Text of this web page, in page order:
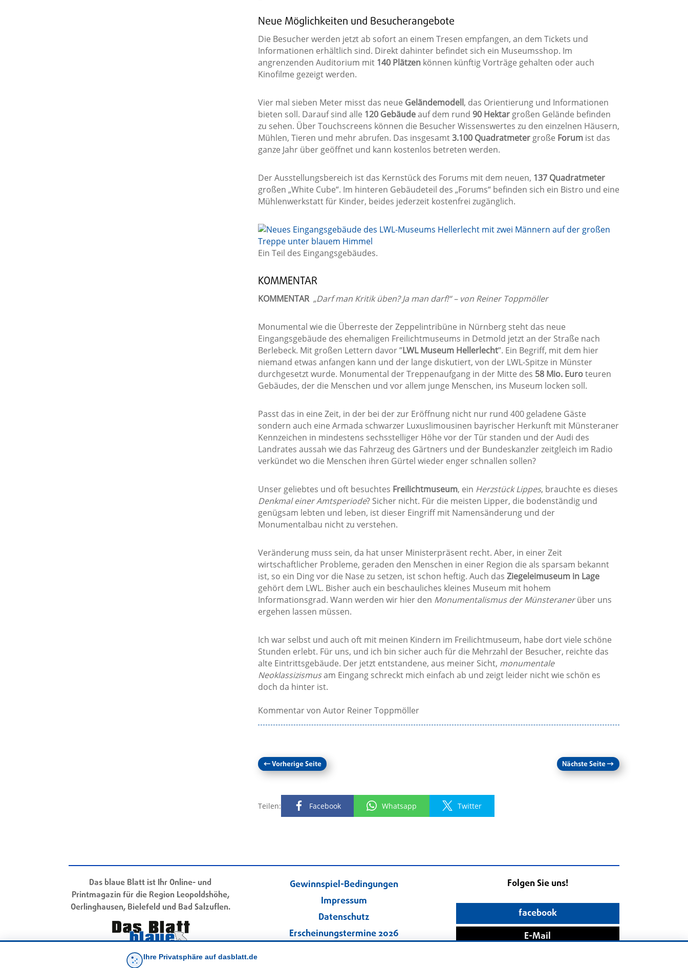
Neue Möglichkeiten und Besucherangebote
Die Besucher werden jetzt ab sofort an einem Tresen empfangen, an dem Tickets und
Informationen erhältlich sind. Direkt dahinter befindet sich ein Museumsshop. Im
angrenzenden Auditorium mit 140 Plätzenkönnen künftig Vorträge gehalten oder auch
Kinofilme gezeigt werden.
Vier mal sieben Meter misst das neue Geländemodell, das Orientierung und Informationen
bieten soll. Darauf sind alle 120 Gebäudeauf dem rund 90 Hektargroßen Gelände befinden
zu sehen. Über Touchscreens können die Besucher Wissenswertes zu den einzelnen Häusern,
Mühlen, Tieren und mehr abrufen. Das insgesamt3.100 Quadratmetergroße Forumist das
ganze Jahr über geöffnet und kann kostenlos betreten werden.
Der Ausstellungsbereich ist das Kernstück des Forums mit dem neuen, 137 Quadratmeter
großen „White Cube“. Im hinteren Gebäudeteil des „Forums“ befinden sich ein Bistro und eine
Mühlenwerkstatt für Kinder, beides jederzeit kostenfrei zugänglich.
Ein Teil des Eingangsgebäudes.
KOMMENTAR
KOMMENTAR „Darf man Kritik üben? Ja man darf!“ – von Reiner Toppmöller
Monumental wie die Überreste der Zeppelintribüne in Nürnberg steht das neue
Eingangsgebäude des ehemaligen Freilichtmuseums in Detmold jetzt an der Straße nach
Berlebeck. Mit großen Lettern davor ”LWL Museum Hellerlecht”. Ein Begriff, mit dem hier
niemand etwas anfangen kann und der lange diskutiert, von der LWL-Spitze in Münster
durchgesetzt wurde. Monumental der Treppenaufgang in der Mitte des 58 Mio. Euroteuren
Gebäudes, der die Menschen und vor allem junge Menschen, ins Museum locken soll.
Passt das in eine Zeit, in der bei der zur Eröffnung nicht nur rund 400 geladene Gäste
sondern auch eine Armada schwarzer Luxuslimousinen bayrischer Herkunft mit Münsteraner
Kennzeichen in mindestens sechsstelliger Höhe vor der Tür standen und der Audi des
Landrates aussah wie das Fahrzeug des Gärtners und der Bundeskanzler zeitgleich im Radio
verkündet wo die Menschen ihren Gürtel wieder enger schnallen sollen?
Unser geliebtes und oft besuchtes Freilichtmuseum, ein Herzstück Lippes, brauchte es dieses
Denkmal einer Amtsperiode? Sicher nicht. Für die meisten Lipper, die bodenständig und
genügsam lebten und leben, ist dieser Eingriff mit Namensänderung und der
Monumentalbau nicht zu verstehen.
Veränderung muss sein, da hat unser Ministerpräsent recht. Aber, in einer Zeit
wirtschaftlicher Probleme, geraden den Menschen in einer Region die als sparsam bekannt
ist, so ein Ding vor die Nase zu setzen, ist schon heftig. Auch das Ziegeleimuseum in Lage
gehört dem LWL. Bisher auch ein beschauliches kleines Museum mit hohem
Informationsgrad. Wann werden wir hier den Monumentalismus der Münsteranerüber uns
ergehen lassen müssen.
Ich war selbst und auch oft mit meinen Kindern im Freilichtmuseum, habe dort viele schöne
Stunden erlebt. Für uns, und ich bin sicher auch für die Mehrzahl der Besucher, reichte das
alte Eintrittsgebäude. Der jetzt entstandene, aus meiner Sicht, monumentale
Neoklassizismusam Eingang schreckt mich einfach ab und zeigt leider nicht wie schön es
doch da hinter ist.
Kommentar von Autor Reiner Toppmöller
←Vorherige Seite Nächste Seite→
Teilen: Facebook Whatsapp Twitter
Das blaue Blatt ist Ihr Online- und
Printmagazin für die Region Leopoldshöhe,
Oerlinghausen, Bielefeld und Bad Salzuflen.
Gewinnspiel-Bedingungen
Impressum
Datenschutz
Erscheinungstermine 2026
Folgen Sie uns!
facebook
E-Mail
Ihre Privatsphäre auf dasblatt.de